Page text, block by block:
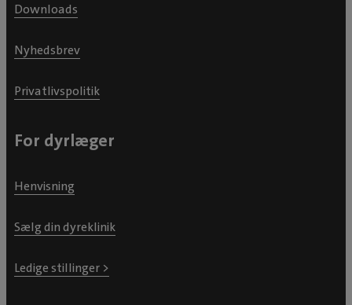
Downloads
Nyhedsbrev
Privatlivspolitik
For dyrlæger
Henvisning
Sælg din dyreklinik
Ledige stillinger >